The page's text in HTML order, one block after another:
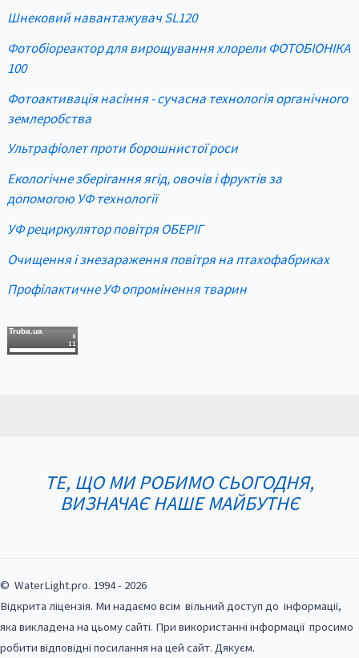
Шнековий навантажувач SL120
Фотобіореактор для вирощування хлорели ФОТОБІОНІКА
100
Фотоактивація насіння - сучасна технологія органічного
землеробства
Ультрафіолет проти борошнистої роси
Екологічне зберігання ягід, овочів і фруктів за
допомогою УФ технології
УФ рециркулятор повітря ОБЕРІГ
Очищення і знезараження повітря на птахофабриках
Профілактичне УФ опромінення тварин
Truba.ua
ТЕ, ЩО МИ РОБИМО СЬОГОДНЯ,
ВИЗНАЧАЄ НАШЕ МАЙБУТНЄ
© WaterLight.pro. 1994 - 2026
Відкрита ліцензія. Ми надаємо всім вільний доступ до інформації,
яка викладена на цьому сайті. При використанні інформації просимо
робити відповідні посилання на цей сайт. Дякуєм.